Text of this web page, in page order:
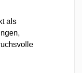
als